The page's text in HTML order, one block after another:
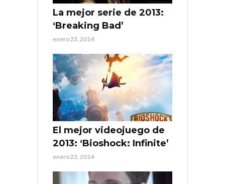
La mejor serie de 2013:
‘Breaking Bad’
enero 23, 2014
El mejor videojuego de
2013: ‘Bioshock: Infinite’
enero 23, 2014